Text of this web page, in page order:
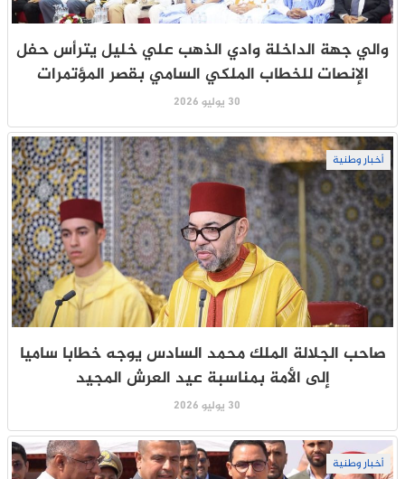
والي جهة الداخلة وادي الذهب علي خليل يترأس حفل
الإنصات للخطاب الملكي السامي بقصر المؤتمرات
30 يوليو 2026
أخبار وطنية
صاحب الجلالة الملك محمد السادس يوجه خطابا ساميا
إلى الأمة بمناسبة عيد العرش المجيد
30 يوليو 2026
أخبار وطنية